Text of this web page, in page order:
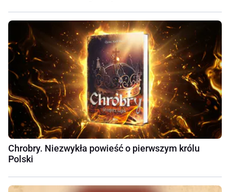
Chrobry. Niezwykła powieść o pierwszym królu
Polski